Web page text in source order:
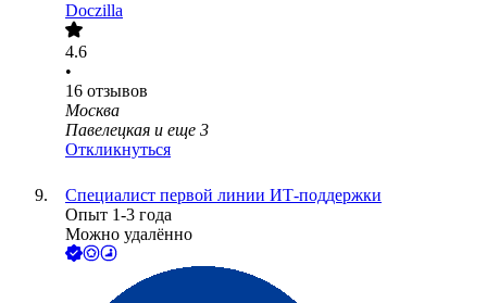
Doczilla
4.6
•
16 отзывов
Москва
Павелецкая и еще 3
Откликнуться
Специалист первой линии ИТ-поддержки
Опыт 1-3 года
Можно удалённо